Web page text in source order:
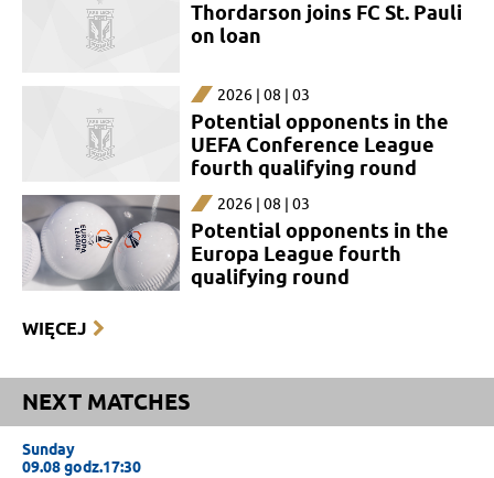
Thordarson joins FC St. Pauli
on loan
2026 | 08 | 03
Potential opponents in the
UEFA Conference League
fourth qualifying round
2026 | 08 | 03
Potential opponents in the
Europa League fourth
qualifying round
WIĘCEJ
NEXT MATCHES
Sunday
09.08 godz.17:30